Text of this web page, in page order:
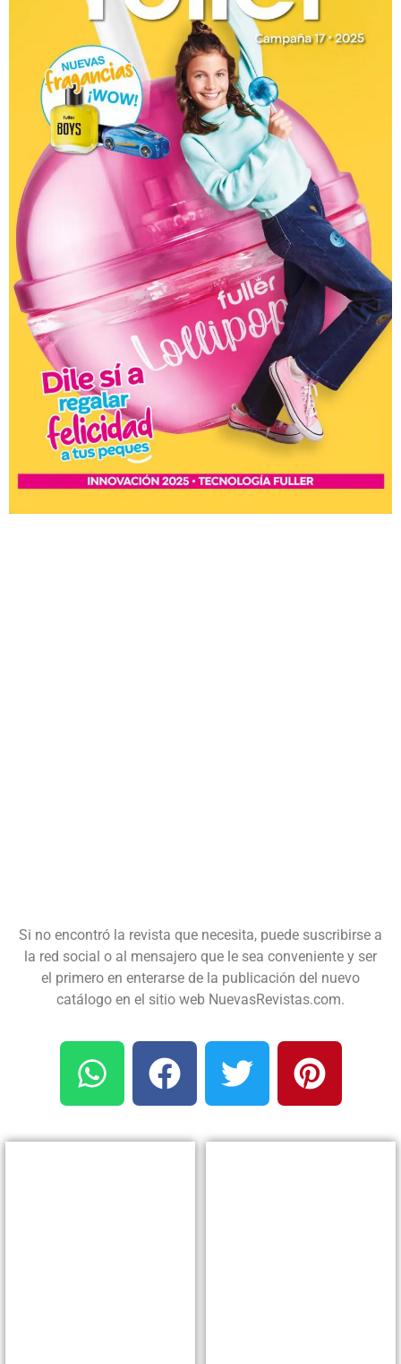
Si no encontró la revista que necesita, puede suscribirse a
la red social o al mensajero que le sea conveniente y ser
el primero en enterarse de la publicación del nuevo
catálogo en el sitio web NuevasRevistas.com.